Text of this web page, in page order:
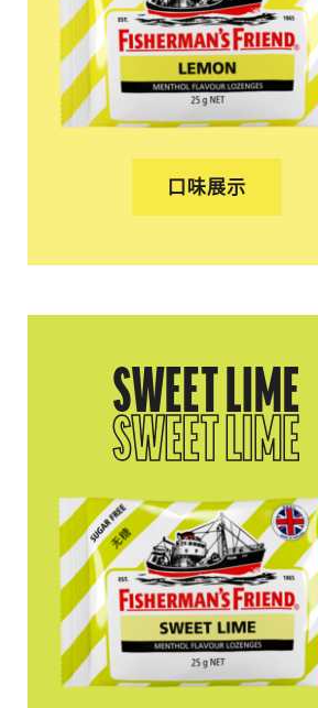
口味展示
SWEET LIME
SWEET LIME